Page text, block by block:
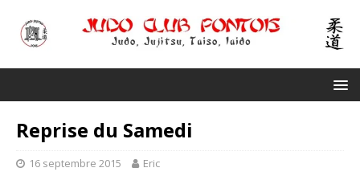
Reprise du Samedi
16 septembre 2015 Eric